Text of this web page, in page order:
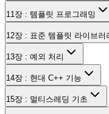
11장 : 템플릿 프로그래밍
12장 : 표준 템플릿 라이브러
13장 : 예외 처리
14장 : 현대 C++ 기능
15장 : 멀티스레딩 기초